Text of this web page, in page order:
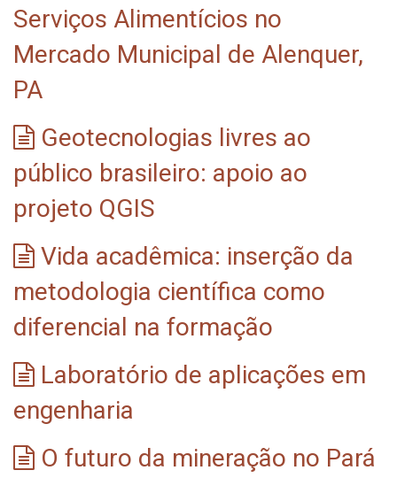
Serviços Alimentícios no
Mercado Municipal de Alenquer,
PA
Geotecnologias livres ao
público brasileiro: apoio ao
projeto QGIS
Vida acadêmica: inserção da
metodologia científica como
diferencial na formação
Laboratório de aplicações em
engenharia
O futuro da mineração no Pará